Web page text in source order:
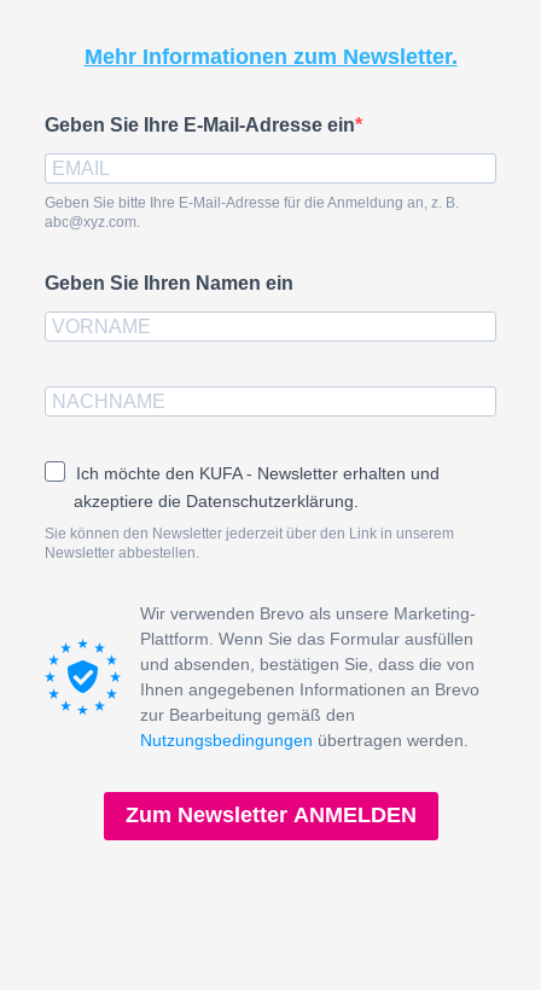
Mehr Informationen zum Newsletter.
Geben Sie Ihre E-Mail-Adresse ein
Geben Sie bitte Ihre E-Mail-Adresse für die Anmeldung an, z. B.
abc@xyz.com.
Geben Sie Ihren Namen ein
Ich möchte den KUFA - Newsletter erhalten und
akzeptiere die Datenschutzerklärung.
Sie können den Newsletter jederzeit über den Link in unserem
Newsletter abbestellen.
Wir verwenden Brevo als unsere Marketing-
Plattform. Wenn Sie das Formular ausfüllen
und absenden, bestätigen Sie, dass die von
Ihnen angegebenen Informationen an Brevo
zur Bearbeitung gemäß den
Nutzungsbedingungen übertragen werden.
Zum Newsletter ANMELDEN